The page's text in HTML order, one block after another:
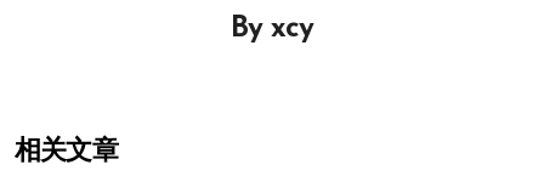
By xcy
相关文章